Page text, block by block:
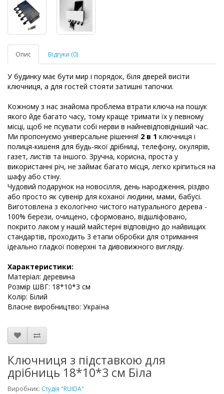
Опис Відгуки (0)
У будинку має бути мир і порядок, біля дверей висіти
ключниця, а для гостей стояти затишні тапочки.
Кожному з нас знайома проблема втрати ключа на пошук
якого йде багато часу, тому краще тримати їх у певному
місці, щоб не псувати собі нерви в найневідповідніший час.
Ми пропонуємо універсальне рішення! 2 в 1 ключниця і
полиця-кишеня для будь-якої дрібниці, телефону, окулярів,
газет, листів та іншого. Зручна, корисна, проста у
використанні річ, не займає багато місця, легко кріпиться на
шафу або стіну.
Чудовий подарунок на новосілля, день народження, різдво
або просто як сувенір для коханої людини, мами, бабусі.
Виготовлена ​​з екологічно чистого натурального дерева -
100% берези, очищено, сформовано, відшліфовано,
покрито лаком у нашій майстерні відповідно до найвищих
стандартів, проходить 3 етапи обробки для отримання
ідеально гладкої поверхні та дивовижного вигляду.
Характеристики:
Матеріал: деревина
Розмір ШВГ: 18*10*3 см
Колір: Білий
Власне виробництво: Україна
Ключниця з підставкою для
дрібниць 18*10*3 см Біла
Виробник: Студія "RUIDA"